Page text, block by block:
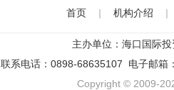
首页 | 机构介绍 |
主办单位：海口国际
联系电话：0898-68635107 电子邮箱
Copyright © 2009-